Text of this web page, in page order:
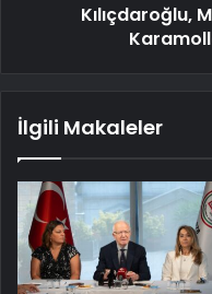
Kılıçdaroğlu,
İlgili Makaleler